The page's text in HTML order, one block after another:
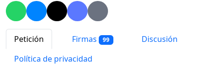
Petición Firmas 99
Discusión
Política de privacidad